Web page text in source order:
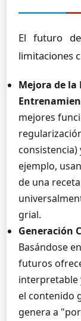
El futuro
limitaciones
Mejora de la
mejores
ejemplo,
de una
grial.
Generación
Basándose
futuros
interpretable
el contenido
genera a